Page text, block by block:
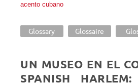
audio
acento cubano
Glossary Glossaire
UN MUSEO EN EL
SPANISH